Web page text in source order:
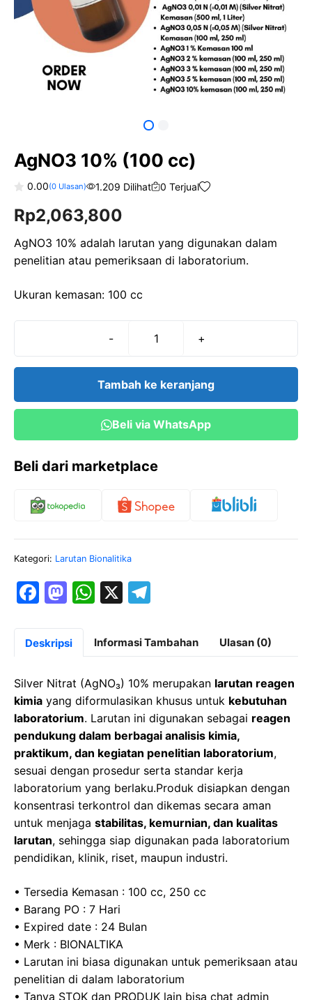
AgNO3 10% (100 cc)
o
u
o
f
5
0.00(0Ulasan) 1.209 Dilihat 0 Terjual
Rp2,063,800
AgNO3 10% adalah larutan yang digunakan dalam
penelitian atau pemeriksaan di laboratorium.
Ukuran kemasan: 100 cc
-
Kuantitas
10%
+
Tambah ke keranjang
Beli via WhatsApp
Beli dari marketplace
Kategori: Larutan Bionalitika
F
c
b
o
o
k
M
st
d
o
n
W
at
s
A
p
p
X
e
gr
a
m
Deskripsi Informasi Tambahan Ulasan (0)
Silver Nitrat (AgNO₃) 10% merupakan larutan reagen
kimia yang diformulasikan khusus untuk kebutuhan
laboratorium. Larutan ini digunakan sebagai reagen
pendukung dalam berbagai analisis kimia,
praktikum, dan kegiatan penelitian laboratorium,
sesuai dengan prosedur serta standar kerja
laboratorium yang berlaku.Produk disiapkan dengan
konsentrasi terkontrol dan dikemas secara aman
untuk menjaga stabilitas, kemurnian, dan kualitas
larutan, sehingga siap digunakan pada laboratorium
pendidikan, klinik, riset, maupun industri.
• Tersedia Kemasan : 100 cc, 250 cc
• Barang PO : 7 Hari
• Expired date : 24 Bulan
• Merk : BIONALTIKA
• Larutan ini biasa digunakan untuk pemeriksaan atau
penelitian di dalam laboratorium
• Tanya STOK dan PRODUK lain bisa chat admin